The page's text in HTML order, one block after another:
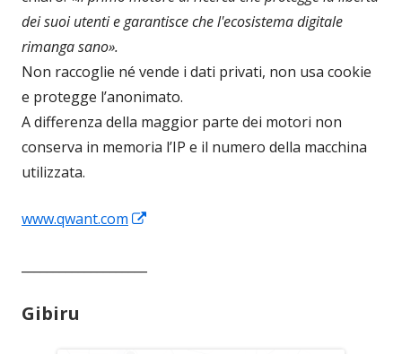
dei suoi utenti e garantisce che l'ecosistema digitale
rimanga sano».
Non raccoglie né vende i dati privati, non usa cookie
e protegge l’anonimato.
A differenza della maggior parte dei motori non
conserva in memoria l’IP e il numero della macchina
utilizzata.
www.qwant.com
Gibiru